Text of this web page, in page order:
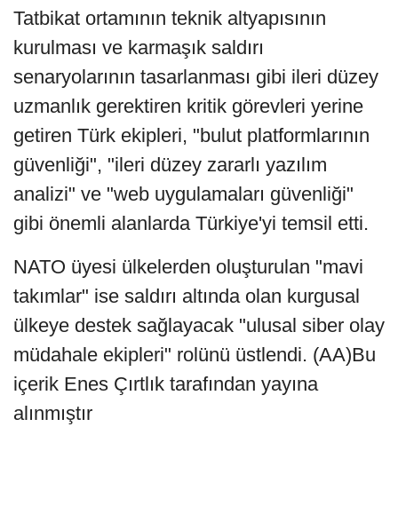
Tatbikat ortamının teknik altyapısının
kurulması ve karmaşık saldırı
senaryolarının tasarlanması gibi ileri düzey
uzmanlık gerektiren kritik görevleri yerine
getiren Türk ekipleri, "bulut platformlarının
güvenliği", "ileri düzey zararlı yazılım
analizi" ve "web uygulamaları güvenliği"
gibi önemli alanlarda Türkiye'yi temsil etti.
NATO üyesi ülkelerden oluşturulan "mavi
takımlar" ise saldırı altında olan kurgusal
ülkeye destek sağlayacak "ulusal siber olay
müdahale ekipleri" rolünü üstlendi. (AA)Bu
içerik Enes Çırtlık tarafından yayına
alınmıştır